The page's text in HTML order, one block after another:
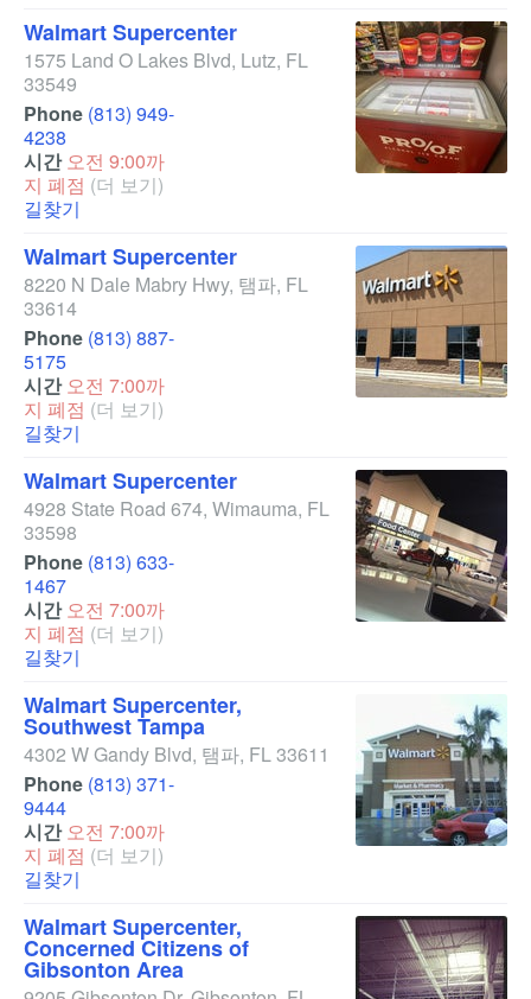
Walmart Supercenter
1575 Land O Lakes Blvd, Lutz, FL
33549
Phone (813) 949-
4238
시간 오전 9:00까
지 폐점 (더 보기)
길찾기
Walmart Supercenter
8220 N Dale Mabry Hwy, 탬파, FL
33614
Phone (813) 887-
5175
시간 오전 7:00까
지 폐점 (더 보기)
길찾기
Walmart Supercenter
4928 State Road 674, Wimauma, FL
33598
Phone (813) 633-
1467
시간 오전 7:00까
지 폐점 (더 보기)
길찾기
Walmart Supercenter,
Southwest Tampa
4302 W Gandy Blvd, 탬파, FL33611
Phone (813) 371-
9444
시간 오전 7:00까
지 폐점 (더 보기)
길찾기
Walmart Supercenter,
Concerned Citizens of
Gibsonton Area